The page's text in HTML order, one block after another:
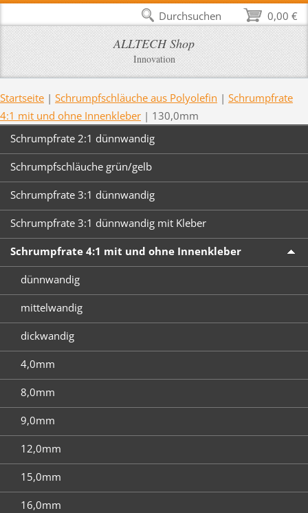
ALLTECH Shop
Innovation
Startseite | Schrumpfschläuche aus Polyolefin | Schrumpfrate
4:1 mit und ohne Innenkleber | 130,0mm
Schrumpfrate 2:1 dünnwandig
Schrumpfschläuche grün/gelb
Schrumpfrate 3:1 dünnwandig
Schrumpfrate 3:1 dünnwandig mit Kleber
Schrumpfrate 4:1 mit und ohne Innenkleber
dünnwandig
mittelwandig
dickwandig
4,0mm
8,0mm
9,0mm
12,0mm
15,0mm
16,0mm
0,00 €
Durchsuchen